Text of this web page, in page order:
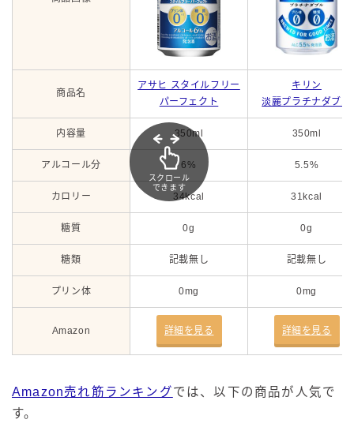
商品名
アサヒ スタイルフリー
パーフェクト
キリン
淡麗プラチナダブル
内容量 350ml 350ml
アルコール分 6% 5.5%
カロリー 34kcal 31kcal
糖質 0g 0g
糖類 記載無し 記載無し
プリン体 0mg 0mg
Amazon 詳細を見る 詳細を見る
スクロール
できます
Amazon売れ筋ランキングでは、以下の商品が人気で
す。